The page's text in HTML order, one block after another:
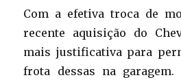
Com a efetiva troca de
recente aquisição do
mais justificativa para
frota dessas na